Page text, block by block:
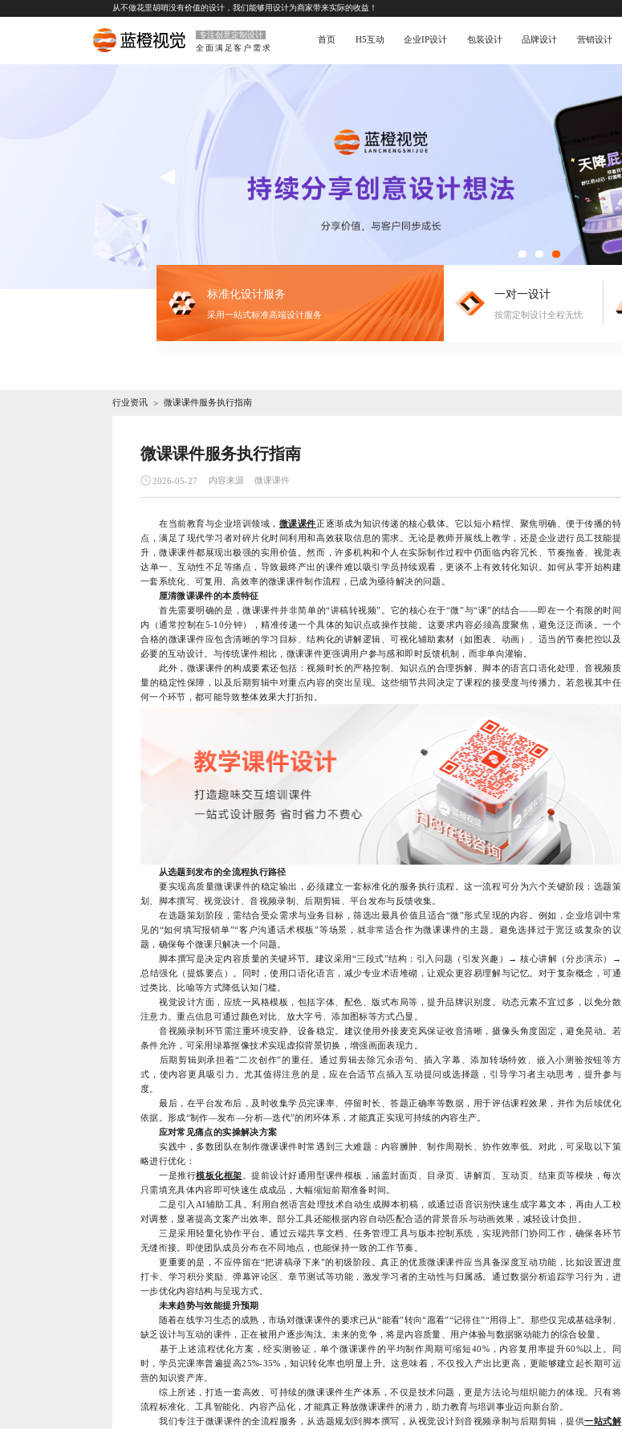
从不做花里胡哨没有价值的设计，我们能够用设计为商家带来实际的收益！
专注创意定制设计
全面满足客户需求
首页 H5互动 企业IP设计 包装设计 品牌设计 营销设计
标准化设计服务
采用一站式标准高端设计服务
一对一设计
按需定制设计全程无忧
行业资讯 > 微课课件服务执行指南
微课课件服务执行指南
2026-05-27 内容来源 微课课件
在当前教育与企业培训领域， 微课课件正逐渐成为知识传递的核心载体。它以短小精悍、聚焦明确、便于传播的特
点，满足了现代学习者对碎片化时间利用和高效获取信息的需求。无论是教师开展线上教学，还是企业进行员工技能提
升，微课课件都展现出极强的实用价值。然而，许多机构和个人在实际制作过程中仍面临内容冗长、节奏拖沓、视觉表
达单一、互动性不足等痛点，导致最终产出的课件难以吸引学员持续观看，更谈不上有效转化知识。如何从零开始构建
一套系统化、可复用、高效率的微课课件制作流程，已成为亟待解决的问题。
厘清微课课件的本质特征
首先需要明确的是，微课课件并非简单的“讲稿转视频”。它的核心在于“微”与“课”的结合——即在一个有限的时间
内（通常控制在5-10分钟），精准传递一个具体的知识点或操作技能。这要求内容必须高度聚焦，避免泛泛而谈。一个
合格的微课课件应包含清晰的学习目标、结构化的讲解逻辑、可视化辅助素材（如图表、动画）、适当的节奏把控以及
必要的互动设计。与传统课件相比，微课课件更强调用户参与感和即时反馈机制，而非单向灌输。
此外，微课课件的构成要素还包括：视频时长的严格控制、知识点的合理拆解、脚本的语言口语化处理、音视频质
量的稳定性保障，以及后期剪辑中对重点内容的突出呈现。这些细节共同决定了课程的接受度与传播力。若忽视其中任
何一个环节，都可能导致整体效果大打折扣。
从选题到发布的全流程执行路径
要实现高质量微课课件的稳定输出，必须建立一套标准化的服务执行流程。这一流程可分为六个关键阶段：选题策
划、脚本撰写、视觉设计、音视频录制、后期剪辑、平台发布与反馈收集。
在选题策划阶段，需结合受众需求与业务目标，筛选出最具价值且适合“微”形式呈现的内容。例如，企业培训中常
见的“如何填写报销单”“客户沟通话术模板”等场景，就非常适合作为微课课件的主题。避免选择过于宽泛或复杂的议
题，确保每个微课只解决一个问题。
脚本撰写是决定内容质量的关键环节。建议采用“三段式”结构：引入问题（引发兴趣）→ 核心讲解（分步演示）→
总结强化（提炼要点）。同时，使用口语化语言，减少专业术语堆砌，让观众更容易理解与记忆。对于复杂概念，可通
过类比、比喻等方式降低认知门槛。
视觉设计方面，应统一风格模板，包括字体、配色、版式布局等，提升品牌识别度。动态元素不宜过多，以免分散
注意力。重点信息可通过颜色对比、放大字号、添加图标等方式凸显。
音视频录制环节需注重环境安静、设备稳定。建议使用外接麦克风保证收音清晰，摄像头角度固定，避免晃动。若
条件允许，可采用绿幕抠像技术实现虚拟背景切换，增强画面表现力。
后期剪辑则承担着“二次创作”的重任。通过剪辑去除冗余语句、插入字幕、添加转场特效、嵌入小测验按钮等方
式，使内容更具吸引力。尤其值得注意的是，应在合适节点插入互动提问或选择题，引导学习者主动思考，提升参与
度。
最后，在平台发布后，及时收集学员完课率、停留时长、答题正确率等数据，用于评估课程效果，并作为后续优化
依据。形成“制作—发布—分析—迭代”的闭环体系，才能真正实现可持续的内容生产。
应对常见痛点的实操解决方案
实践中，多数团队在制作微课课件时常遇到三大难题：内容臃肿、制作周期长、协作效率低。对此，可采取以下策
略进行优化：
一是推行模板化框架 。提前设计好通用型课件模板，涵盖封面页、目录页、讲解页、互动页、结束页等模块，每次
只需填充具体内容即可快速生成成品，大幅缩短前期准备时间。
二是引入AI辅助工具。利用自然语言处理技术自动生成脚本初稿，或通过语音识别快速生成字幕文本，再由人工校
对调整，显著提高文案产出效率。部分工具还能根据内容自动匹配合适的背景音乐与动画效果，减轻设计负担。
三是采用轻量化协作平台。通过云端共享文档、任务管理工具与版本控制系统，实现跨部门协同工作，确保各环节
无缝衔接。即使团队成员分布在不同地点，也能保持一致的工作节奏。
更重要的是，不应停留在“把讲稿录下来”的初级阶段。真正的优质微课课件应当具备深度互动功能，比如设置进度
打卡、学习积分奖励、弹幕评论区、章节测试等功能，激发学习者的主动性与归属感。通过数据分析追踪学习行为，进
一步优化内容结构与呈现方式。
未来趋势与效能提升预期
随着在线学习生态的成熟，市场对微课课件的要求已从“能看”转向“愿看”“记得住”“用得上”。那些仅完成基础录制、
缺乏设计与互动的课件，正在被用户逐步淘汰。未来的竞争，将是内容质量、用户体验与数据驱动能力的综合较量。
基于上述流程优化方案，经实测验证，单个微课课件的平均制作周期可缩短40%，内容复用率提升60%以上。同
时，学员完课率普遍提高25%-35%，知识转化率也明显上升。这意味着，不仅投入产出比更高，更能够建立起长期可运
营的知识资产库。
综上所述，打造一套高效、可持续的微课课件生产体系，不仅是技术问题，更是方法论与组织能力的体现。只有将
流程标准化、工具智能化、内容产品化，才能真正释放微课课件的潜力，助力教育与培训事业迈向新台阶。
我们专注于微课课件的全流程服务，从选题规划到脚本撰写，从视觉设计到音视频录制与后期剪辑，提供一站式解